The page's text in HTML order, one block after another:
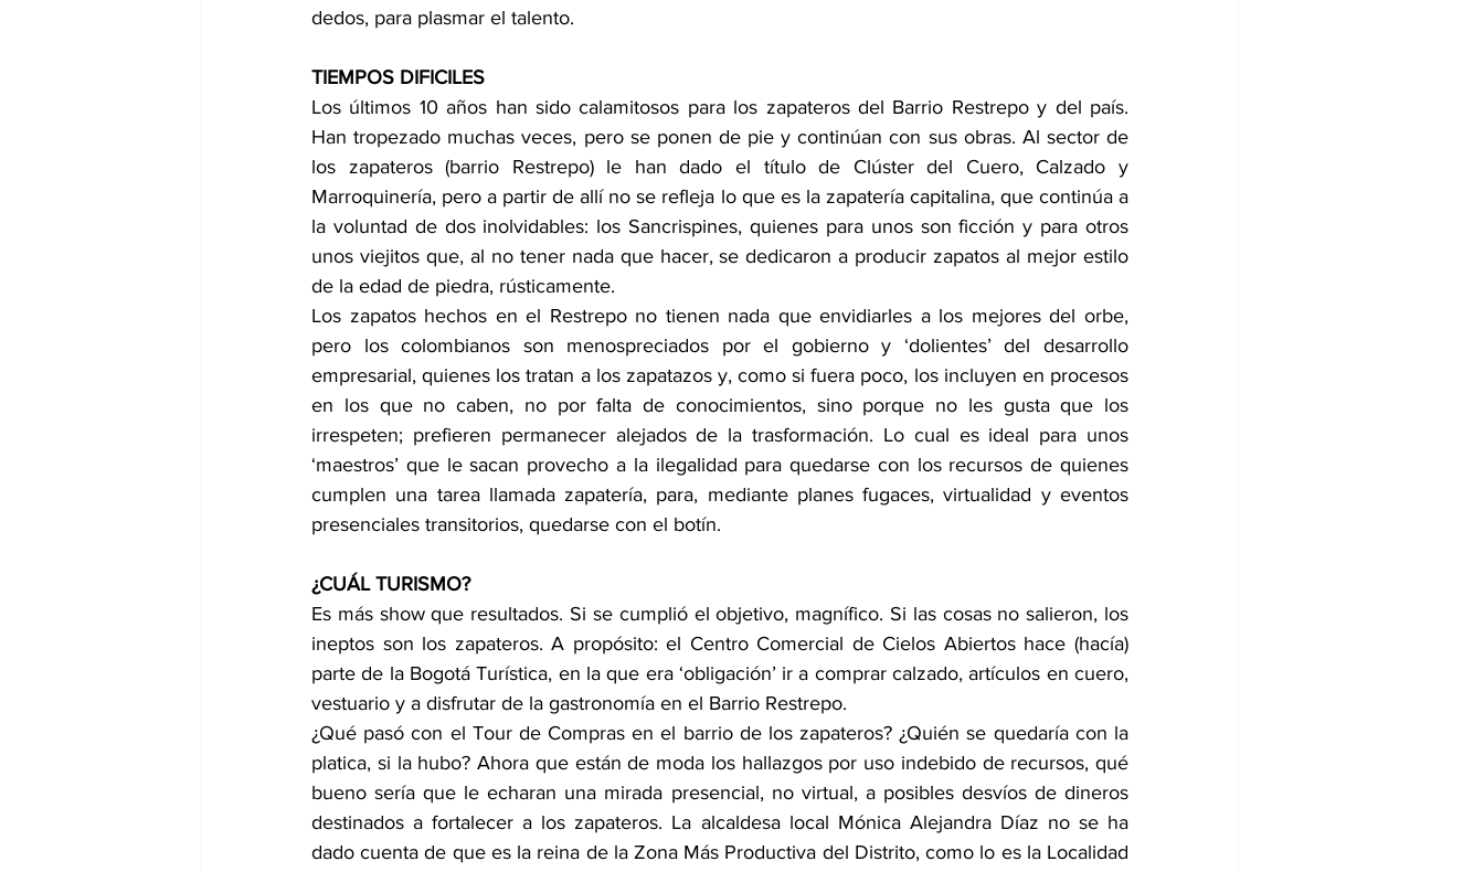
dedos, para plasmar el talento.
TIEMPOS DIFICILES
Los últimos 10 años han sido calamitosos para los zapateros del Barrio Restrepo y del país.
Han tropezado muchas veces, pero se ponen de pie y continúan con sus obras. Al sector de
los zapateros (barrio Restrepo) le han dado el título de Clúster del Cuero, Calzado y
Marroquinería, pero a partir de allí no se refleja lo que es la zapatería capitalina, que continúa a
la voluntad de dos inolvidables: los Sancrispines, quienes para unos son ficción y para otros
unos viejitos que, al no tener nada que hacer, se dedicaron a producir zapatos al mejor estilo
de la edad de piedra, rústicamente.
Los zapatos hechos en el Restrepo no tienen nada que envidiarles a los mejores del orbe,
pero los colombianos son menospreciados por el gobierno y ‘dolientes’ del desarrollo
empresarial, quienes los tratan a los zapatazos y, como si fuera poco, los incluyen en procesos
en los que no caben, no por falta de conocimientos, sino porque no les gusta que los
irrespeten; prefieren permanecer alejados de la trasformación. Lo cual es ideal para unos
‘maestros’ que le sacan provecho a la ilegalidad para quedarse con los recursos de quienes
cumplen una tarea llamada zapatería, para, mediante planes fugaces, virtualidad y eventos
presenciales transitorios, quedarse con el botín.
¿CUÁL TURISMO?
Es más show que resultados. Si se cumplió el objetivo, magnífico. Si las cosas no salieron, los
ineptos son los zapateros. A propósito: el Centro Comercial de Cielos Abiertos hace (hacía)
parte de la Bogotá Turística, en la que era ‘obligación’ ir a comprar calzado, artículos en cuero,
vestuario y a disfrutar de la gastronomía en el Barrio Restrepo.
¿Qué pasó con el Tour de Compras en el barrio de los zapateros? ¿Quién se quedaría con la
platica, si la hubo? Ahora que están de moda los hallazgos por uso indebido de recursos, qué
bueno sería que le echaran una mirada presencial, no virtual, a posibles desvíos de dineros
destinados a fortalecer a los zapateros. La alcaldesa local Mónica Alejandra Díaz no se ha
dado cuenta de que es la reina de la Zona Más Productiva del Distrito, como lo es la Localidad